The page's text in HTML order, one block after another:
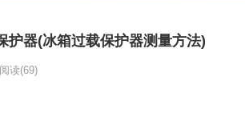
护器(冰箱过载保护器测量方法)
阅读(69)